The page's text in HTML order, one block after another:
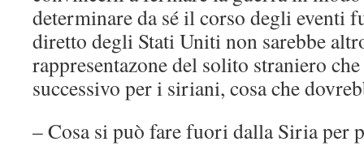
determinare da sé il corso degli eventi
diretto degli Stati Uniti non sarebbe
rappresentazone del solito straniero
successivo per i siriani, cosa che
– Cosa si può fare fuori dalla Siria per